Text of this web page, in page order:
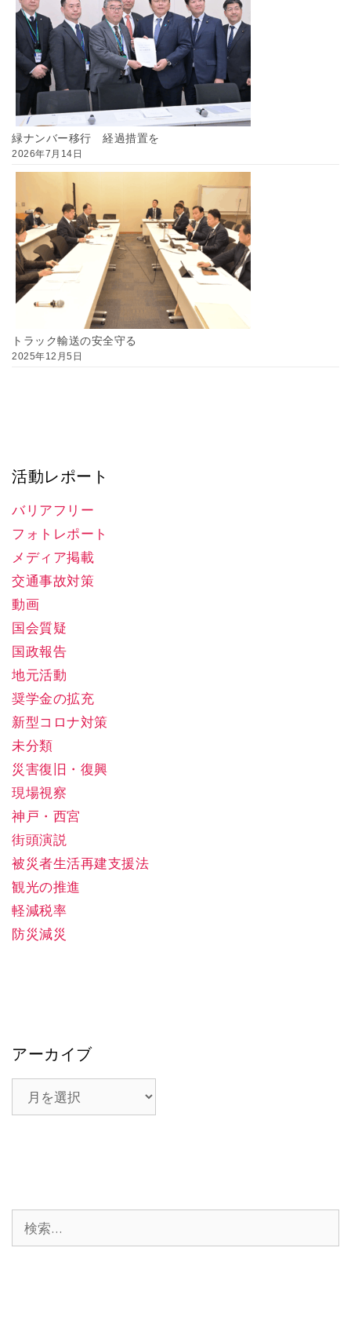
緑ナンバー移行 経過措置を
2026年7月14日
トラック輸送の安全守る
2025年12月5日
活動レポート
バリアフリー
フォトレポート
メディア掲載
交通事故対策
動画
国会質疑
国政報告
地元活動
奨学金の拡充
新型コロナ対策
未分類
災害復旧・復興
現場視察
神戸・西宮
街頭演説
被災者生活再建支援法
観光の推進
軽減税率
防災減災
アーカイブ
索: